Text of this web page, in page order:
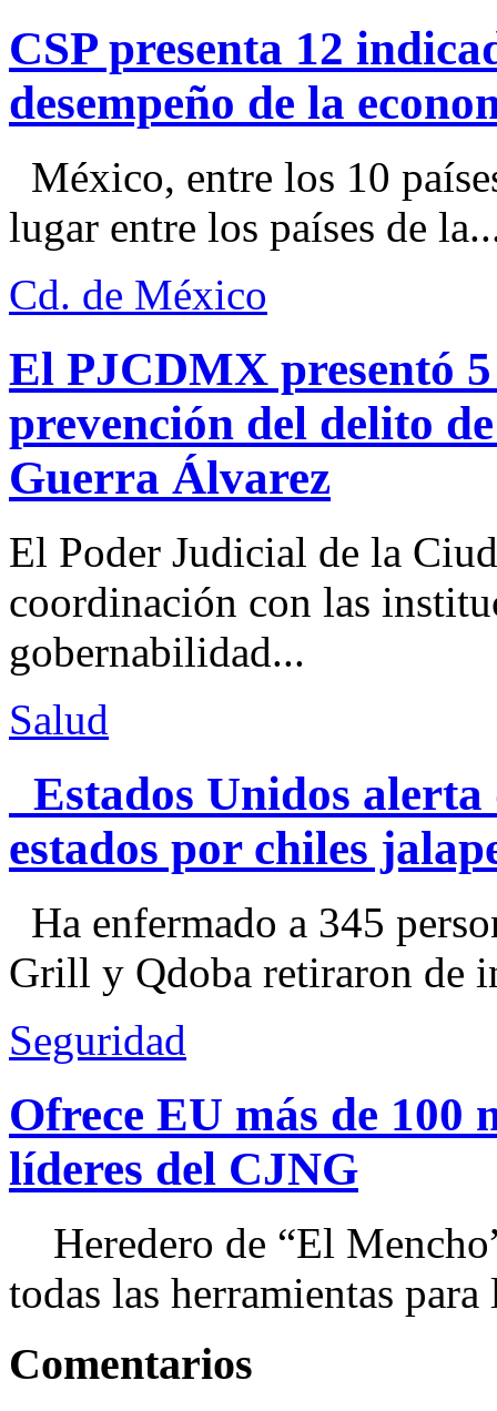
CSP presenta 12
desempeño de la
México, entre los 10
lugar entre los países de
Cd. de México
El PJCDMX presentó
prevención del delito
Guerra Álvarez
El Poder Judicial de la
coordinación con las
gobernabilidad...
Salud
Estados Unidos alerta
estados por chiles
Ha enfermado a 345
Grill y Qdoba retiraron de
Seguridad
Ofrece EU más de 100
líderes del CJNG
Heredero de “El
todas las herramientas
Comentarios